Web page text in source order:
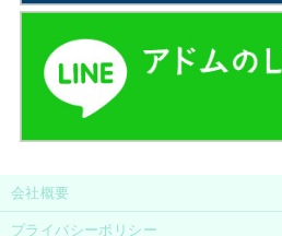
会社概要
プライバシーポリシー